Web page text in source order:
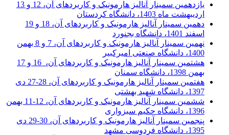
یازدهمین سمینار آنالیز هارمونیک و کاربردهای آن، 12 و 13
اردیبهشت ماه 1403، دانشگاه کردستان
دهمین سمینار آنالیز هارمونیک و کاربردهای آن، 18 و 19
اسفند 1401، دانشگاه بجنورد
نهمین سمینار آنالیز هارمونیک و کاربردهای آن، 7 و 8 بهمن
1400، دانشگاه صنعتی امیرکبیر
هشتمین سمینار آنالیز هارمونیک و کاربردهای آن، 16 و 17
بهمن 1398، دانشگاه سمنان
هفتمین سمینار آنالیز هارمونیک و کاربردهای آن، 28-27 دی
1397، دانشگاه شهید بهشتی
ششمین سمینار آنالیز هارمونیک و کاربردهای آن، 12-11 بهمن
1396، دانشگاه حکیم سبزواری
پنجمین سمینار آنالیز هارمونیک و کاربردهای آن، 30-29 دی
1395، دانشگاه فردوسی مشهد